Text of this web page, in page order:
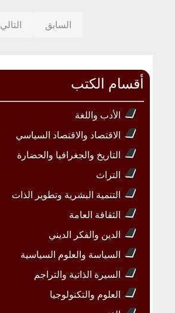
السابق التالي
أقسام الكتب
الأدب واللغة
الاقتصاد والاقتصاد السياسي
التاريخ والجغرافيا والحضارة
التراث
التنمية البشرية وتطوير الذات
الثقافة العامة
الدين والفكر الديني
السياسة والعلوم السياسية
السيرة الذاتية والتراجم
العلوم والتكنولوجيا